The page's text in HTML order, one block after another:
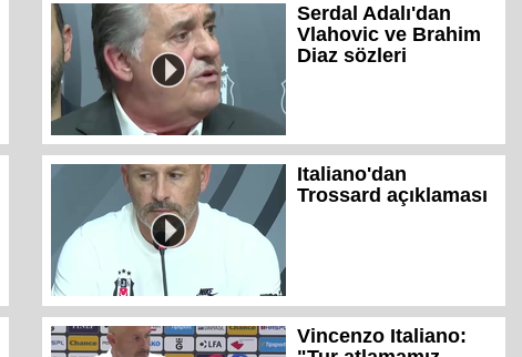
Serdal Adalı'dan
Vlahovic ve Brahim
Diaz sözleri
Italiano'dan
Trossard açıklaması
Vincenzo Italiano: